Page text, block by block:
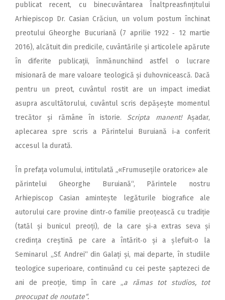
publicat recent, cu binecuvântarea Înaltpreasfințitului
Arhiepiscop Dr. Casian Crăciun, un volum postum închinat
preotului Gheorghe Bucuriană (7 aprilie 1922 ‑ 12 martie
2016), alcătuit din predicile, cuvântările și articolele apărute
în diferite publicații, înmănunchiind astfel o lucrare
misionară de mare valoare teologică și duhovnicească. Dacă
pentru un preot, cuvântul rostit are un impact imediat
asupra ascultătorului, cuvântul scris depășește momentul
trecător și rămâne în istorie. Scripta manent!Așadar,
aplecarea spre scris a Părintelui Buruiană i‑a conferit
accesul la durată.
În prefața volumului, intitulată „«Frumusețile oratorice» ale
părintelui Gheorghe Buruiană“, Părintele nostru
Arhiepiscop Casian amintește legăturile biografice ale
autorului care provine dintr‑o familie preoțească cu tradiție
(tatăl și bunicul preoți), de la care și‑a extras seva și
credința creștină pe care a întărit‑o și a șlefuit‑o la
Seminarul „Sf. Andrei“ din Galați și, mai departe, în studiile
teologice superioare, continuând cu cei peste șaptezeci de
ani de preoție, timp în care „a rămas tot studios, tot
preocupat de noutate“.